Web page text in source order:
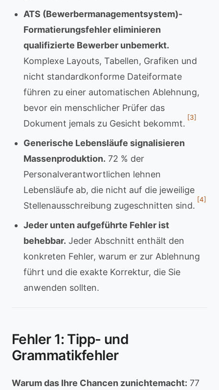
ATS (Bewerbermanagementsystem)-
Formatierungsfehler eliminieren
qualifizierte Bewerber unbemerkt.
Komplexe Layouts, Tabellen, Grafiken und
nicht standardkonforme Dateiformate
führen zu einer automatischen Ablehnung,
bevor ein menschlicher Prüfer das
Dokument jemals zu Gesicht bekommt.
[3]
Generische Lebensläufe signalisieren
Massenproduktion. 72 % der
Personalverantwortlichen lehnen
Lebensläufe ab, die nicht auf die jeweilige
Stellenausschreibung zugeschnitten sind.
[4]
Jeder unten aufgeführte Fehler ist
behebbar. Jeder Abschnitt enthält den
konkreten Fehler, warum er zur Ablehnung
führt und die exakte Korrektur, die Sie
anwenden sollten.
Fehler 1: Tipp- und
Grammatikfehler
Warum das Ihre Chancen zunichtemacht: 77